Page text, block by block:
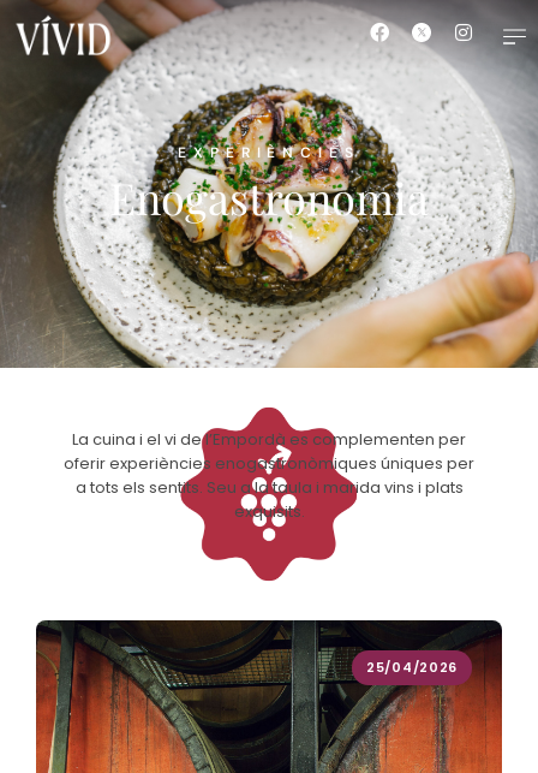
EXPERIÈNCIES
Enogastronomia
La cuina i el vi de l’Empordà es complementen per
oferir experiències enogastronòmiques úniques per
a tots els sentits. Seu a la taula i marida vins i plats
exquisits.
25/04/2026